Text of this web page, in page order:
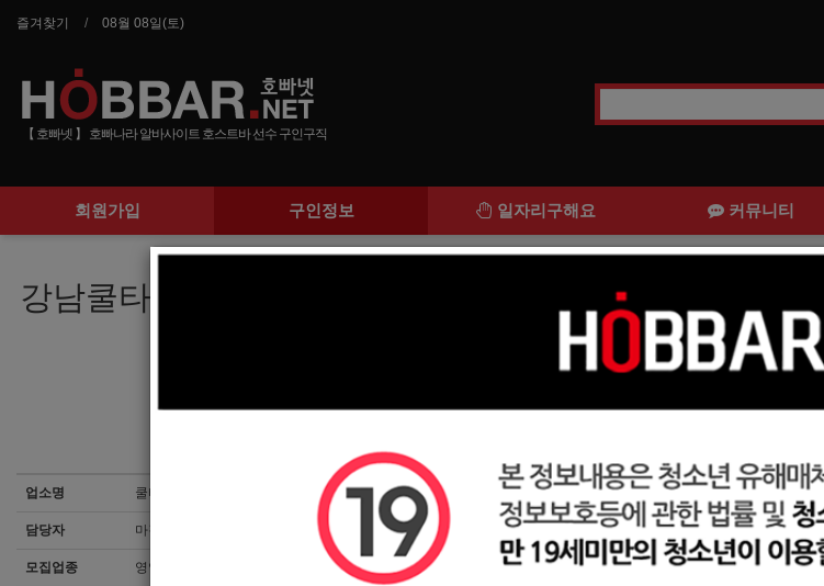
즐겨찾기 08월 08일(토)
【 호빠넷 】 호빠나라 알바사이트 호스트바 선수 구인구직
회원가입 구인정보 일자리구해요 커뮤니티
강남쿨타임 강남1등 여성전용클럽 제일 손님많은 강남
모집합니다
업소명 쿨타임
담당자 마감된 공고입니다.
모집업종 영업진